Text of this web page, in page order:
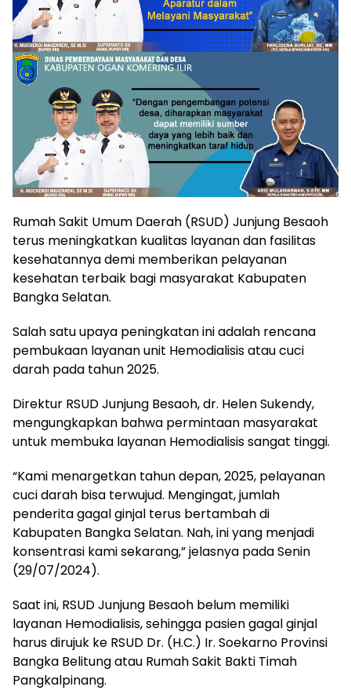
Rumah Sakit Umum Daerah (RSUD) Junjung Besaoh
terus meningkatkan kualitas layanan dan fasilitas
kesehatannya demi memberikan pelayanan
kesehatan terbaik bagi masyarakat Kabupaten
Bangka Selatan.
Salah satu upaya peningkatan ini adalah rencana
pembukaan layanan unit Hemodialisis atau cuci
darah pada tahun 2025.
Direktur RSUD Junjung Besaoh, dr. Helen Sukendy,
mengungkapkan bahwa permintaan masyarakat
untuk membuka layanan Hemodialisis sangat tinggi.
“Kami menargetkan tahun depan, 2025, pelayanan
cuci darah bisa terwujud. Mengingat, jumlah
penderita gagal ginjal terus bertambah di
Kabupaten Bangka Selatan. Nah, ini yang menjadi
konsentrasi kami sekarang,” jelasnya pada Senin
(29/07/2024).
Saat ini, RSUD Junjung Besaoh belum memiliki
layanan Hemodialisis, sehingga pasien gagal ginjal
harus dirujuk ke RSUD Dr. (H.C.) Ir. Soekarno Provinsi
Bangka Belitung atau Rumah Sakit Bakti Timah
Pangkalpinang.